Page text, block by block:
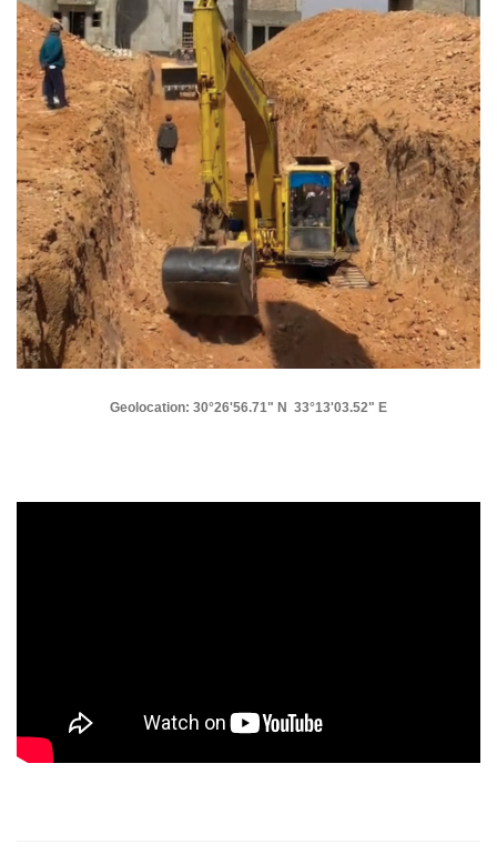
​​​​​​​Geolocation: 30°26'56.71" N 33°13'03.52" E